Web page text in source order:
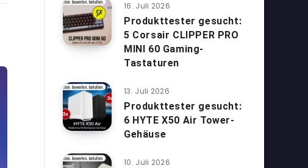
16. Juli 2026
Produkttester gesucht:
5 Corsair CLIPPER PRO
MINI 60 Gaming-
Tastaturen
13. Juli 2026
Produkttester gesucht:
6 HYTE X50 Air Tower-
Gehäuse
10. Juli 2026